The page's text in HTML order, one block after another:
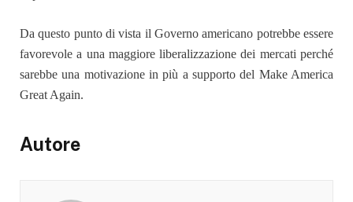
Da questo punto di vista il Governo americano potrebbe essere
favorevole a una maggiore liberalizzazione dei mercati perché
sarebbe una motivazione in più a supporto del Make America
Great Again.
Autore